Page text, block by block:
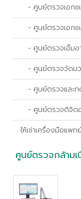
- ศูนย์ตรวจเอกซเ
- ศูนย์ตรวจเอกซ
- ศูนย์ตรวจเอ็มอ
- ศูนย์ตรวจวัดมว
- ศูนย์ตรวจและท
- ศูนย์ตรวจดิจิตอ
ให้เช่าเครื่องมือแพท
ศูนย์ตรวจกล้ามเ